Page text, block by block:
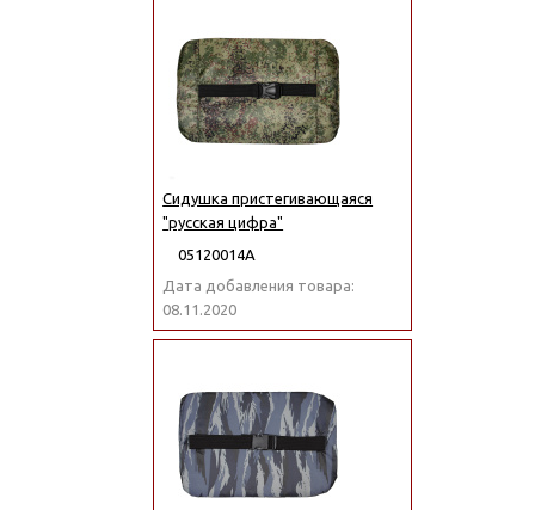
Сидушка пристегивающаяся
"русская цифра"
05120014А
Дата добавления товара:
08.11.2020